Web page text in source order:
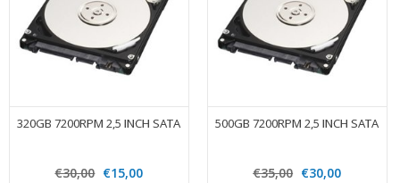
320GB 7200RPM 2,5 INCH SATA
€30,00 €15,00
500GB 7200RPM 2,5 INCH SATA
€35,00 €30,00